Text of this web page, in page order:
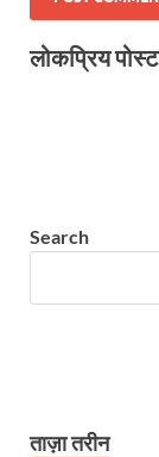
लोकप्रिय पोस्ट
Search
ताज़ा तरीन